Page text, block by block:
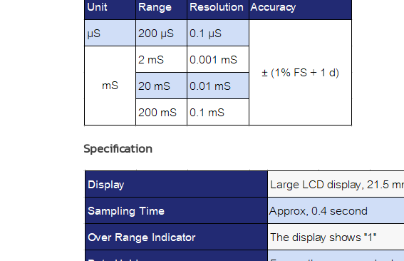
Specification